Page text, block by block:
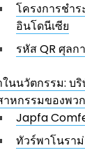
โครงการชำร
อินโดนีเซีย
รหัส QR ศุลก
ในนวัตกรรม: บ
หกรรมของพว
Japfa
ทัวร์พาโนรา